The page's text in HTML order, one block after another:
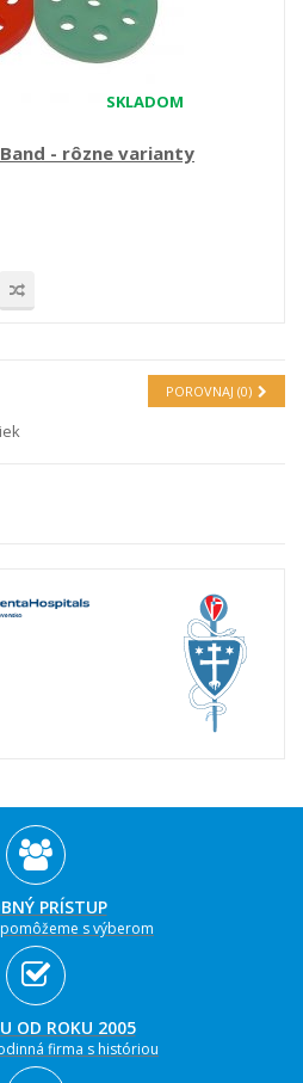
SKLADOM
- rôzne varianty
POROVNAJ (0)
PRÍSTUP
s výberom
OD ROKU 2005
firma s históriou